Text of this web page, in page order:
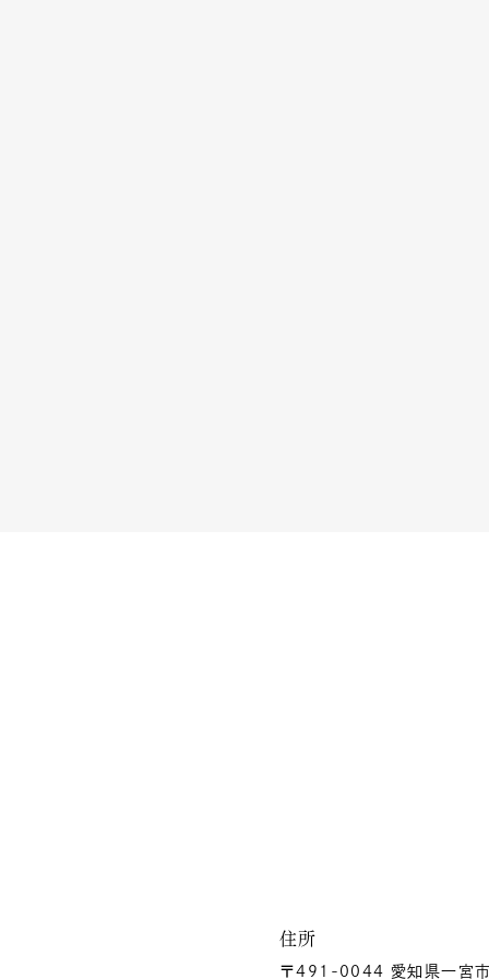
住所
〒491-0044 愛知県一宮